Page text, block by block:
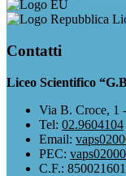
Contatti
Liceo Scientifico
Via B. Croce, 1
Tel: 02.9604104
Email:
PEC:
C.F.: